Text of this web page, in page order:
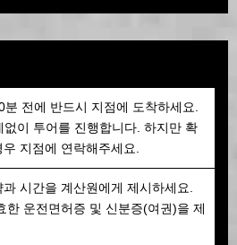
분 전에 반드시 지점에 도착하세요.
없이 투어를 진행합니다. 하지만 확
우 지점에 연락해주세요.
과 시간을 계산원에게 제시하세요.
한 운전면허증 및 신분증(여권)을 제